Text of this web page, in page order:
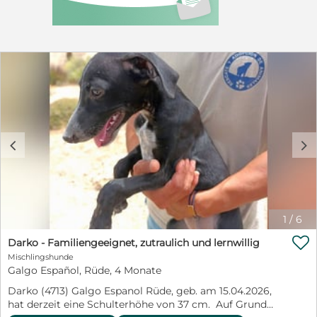
Weitere Informationen und Bilder finden Sie auf
unserer Homepage: www.tierhilfe-costa-del-almeria.de
Hennings 0172-2744717. Hier finden Sie unser
Vermittlungsformular: https://relaunch.tierhilfe-costa-
del-almeria.de/adoptionsformular. Sollten Sie einem
unserer Feuchtnasen eine PFLEGESTELLE bieten
wollen, melden Sie sich bitte unter 0162-7756453 oder
kristina.haag@tierhilfe-costa-del-almeria.de .
1 / 6
c d
Darko - Familiengeeignet, zutraulich und lernwillig
Mischlingshunde
Galgo Español, Rüde, 4 Monate
Darko (4713) Galgo Espanol Rüde, geb. am 15.04.2026,
hat derzeit eine Schulterhöhe von 37 cm. Auf Grund
